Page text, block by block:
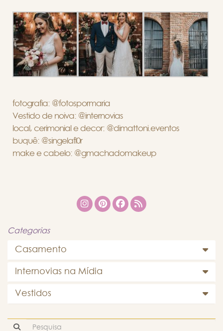
fotografia: @fotospormaria
Vestido de noiva: @internovias
local, cerimonial e decor: @dimattoni.eventos
buquê: @singelafl0r
make e cabelo: @gmachadomakeup
Categorias
Casamento
Internovias na Mídia
Vestidos